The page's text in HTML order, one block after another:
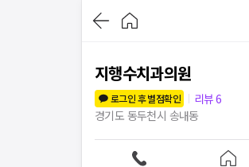
지행수치과의원
로그인 후 별점확인
리뷰6
경기도 동두천시 송내동